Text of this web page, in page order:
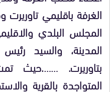
الغرفة باقليمي
المجلس البلدي
المدينة، والسيد رئيس
بتاوريرت. …….حيث
المتواجدة بالقرية